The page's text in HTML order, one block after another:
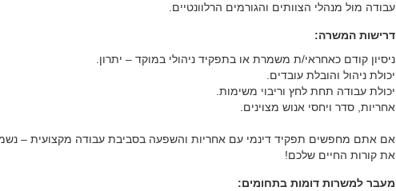
עבודה מול מנהלי הצוותים והגורמים הרלוונטיים.
דרישות המשרה:
ניסיון קודם כאחראי/ת משמרת או בתפקיד ניהולי במוקד – יתרון.
יכולת ניהול והובלת עובדים.
יכולת עבודה תחת לחץ וריבוי משימות.
אחריות, סדר ויחסי אנוש מצוינים.
אם אתם מחפשים תפקיד דינמי עם אחריות והשפעה בסביבת עבודה מקצועית –
את קורות החיים שלכם!
מעבר למשרות דומות בתחומים: